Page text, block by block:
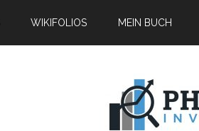
WIKIFOLIOS MEIN BUCH